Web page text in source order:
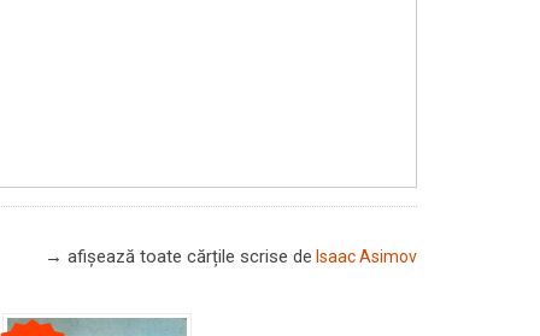
→ afișează toate cărțile scrise de Isaac Asimov